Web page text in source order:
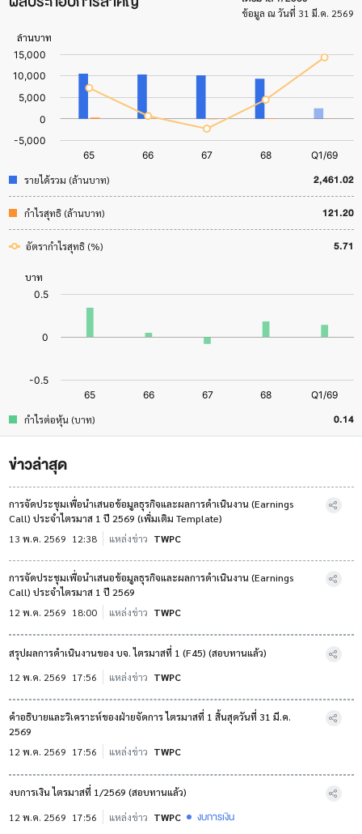
ข้อมูล ณ วันที่ 31 มี.ค. 2569
รายได้รวม (ล้านบาท) 2,461.02
กำไรสุทธิ (ล้านบาท) 121.20
อัตรากำไรสุทธิ (%) 5.71
กำไรต่อหุ้น (บาท) 0.14
ข่าวล่าสุด
การจัดประชุมเพื่อนำเสนอข้อมูลธุรกิจและผลการดำเนินงาน (Earnings
Call) ประจำไตรมาส 1 ปี 2569 (เพิ่มเติม Template)
13 พ.ค. 2569 12:38 แหล่งข่าว TWPC
การจัดประชุมเพื่อนำเสนอข้อมูลธุรกิจและผลการดำเนินงาน (Earnings
Call) ประจำไตรมาส 1 ปี 2569
12 พ.ค. 2569 18:00 แหล่งข่าว TWPC
สรุปผลการดำเนินงานของ บจ. ไตรมาสที่ 1 (F45) (สอบทานแล้ว)
12 พ.ค. 2569 17:56 แหล่งข่าว TWPC
คำอธิบายและวิเคราะห์ของฝ่ายจัดการ ไตรมาสที่ 1 สิ้นสุดวันที่ 31 มี.ค.
2569
12 พ.ค. 2569 17:56 แหล่งข่าว TWPC
งบการเงิน ไตรมาสที่ 1/2569 (สอบทานแล้ว)
12 พ.ค. 2569 17:56 แหล่งข่าว TWPC งบการเงิน